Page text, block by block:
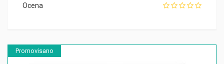
Ocena
Promovisano